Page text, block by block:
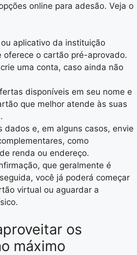
online para adesão. Veja o
aplicativo da instituição
oferece o cartão pré-aprovado.
uma conta, caso ainda não
disponíveis em seu nome e
que melhor atende às suas
dados e, em alguns casos, envie
como
renda ou endereço.
que geralmente é
você já poderá começar
virtual ou aguardar a
os
máximo